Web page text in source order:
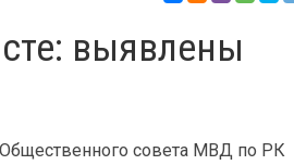
выявлены
совета МВД по РК